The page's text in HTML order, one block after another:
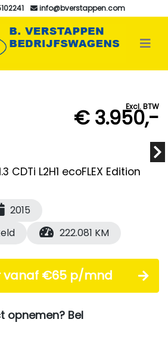
info@bverstappen.com
Excl. BTW
€ 3.950,-
CDTi L2H1 ecoFLEX Edition
2015
222.081 KM
vanaf €65 p/mnd
opnemen? Bel